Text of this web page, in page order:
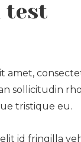
test
amet,
sollicitudin
tristique eu.
id fringilla